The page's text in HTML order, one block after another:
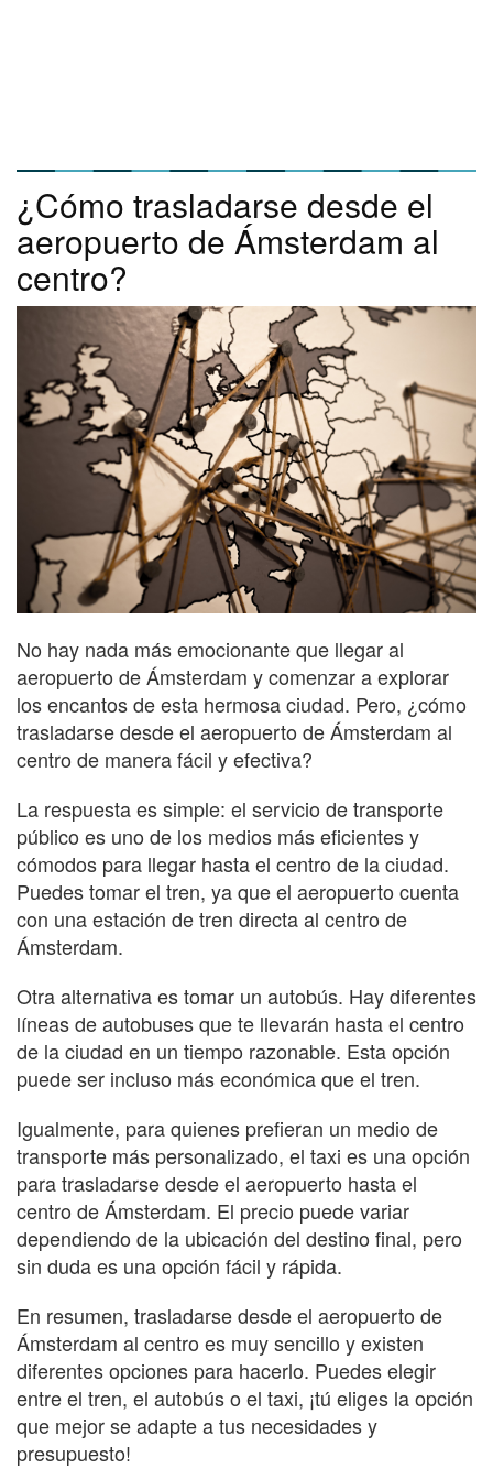
¿Cómo trasladarse desde el
aeropuerto de Ámsterdam al
centro?
No hay nada más emocionante que llegar al
aeropuerto de Ámsterdam y comenzar a explorar
los encantos de esta hermosa ciudad. Pero, ¿cómo
trasladarse desde el aeropuerto de Ámsterdam al
centro de manera fácil y efectiva?
La respuesta es simple: el servicio de transporte
público es uno de los medios más eficientes y
cómodos para llegar hasta el centro de la ciudad.
Puedes tomar el tren, ya que el aeropuerto cuenta
con una estación de tren directa al centro de
Ámsterdam.
Otra alternativa es tomar un autobús. Hay diferentes
líneas de autobuses que te llevarán hasta el centro
de la ciudad en un tiempo razonable. Esta opción
puede ser incluso más económica que el tren.
Igualmente, para quienes prefieran un medio de
transporte más personalizado, el taxi es una opción
para trasladarse desde el aeropuerto hasta el
centro de Ámsterdam. El precio puede variar
dependiendo de la ubicación del destino final, pero
sin duda es una opción fácil y rápida.
En resumen, trasladarse desde el aeropuerto de
Ámsterdam al centro es muy sencillo y existen
diferentes opciones para hacerlo. Puedes elegir
entre el tren, el autobús o el taxi, ¡tú eliges la opción
que mejor se adapte a tus necesidades y
presupuesto!